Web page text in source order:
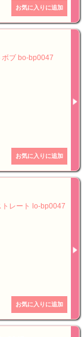
ボブ bo-bp0047
トレート lo-bp0047